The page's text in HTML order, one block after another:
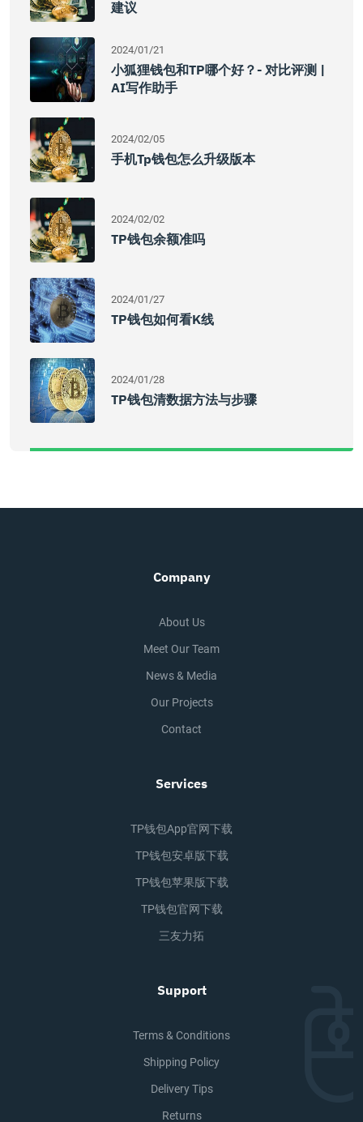
建议
2024/01/21
小狐狸钱包和TP哪个好？- 对比评测 |
AI写作助手
2024/02/05
手机tp钱包怎么升级版本
2024/02/02
TP钱包余额准吗
2024/01/27
TP钱包如何看K线
2024/01/28
TP钱包清数据方法与步骤
Company
About Us
Meet Our Team
News & Media
Our Projects
Contact
Services
TP钱包app官网下载
TP钱包安卓版下载
TP钱包苹果版下载
TP钱包官网下载
三友力拓
Support
Terms & Conditions
Shipping Policy
Delivery Tips
Returns